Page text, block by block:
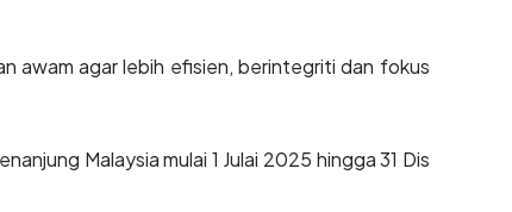
awam agar lebih efisien, berintegriti dan fokus
Malaysia mulai 1 Julai 2025 hingga 31 Dis